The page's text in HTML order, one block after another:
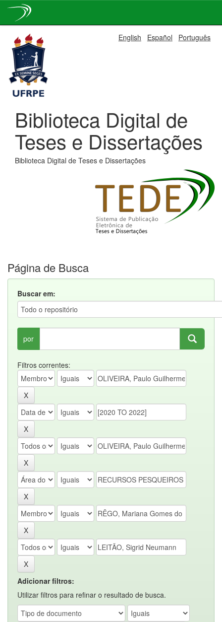
navigation
English Español Português
Biblioteca Digital de
Teses e Dissertações
Biblioteca Digital de Teses e Dissertações
Página de Busca
Buscar em:
por
Filtros correntes:
Adicionar filtros:
Utilizar filtros para refinar o resultado de busca.